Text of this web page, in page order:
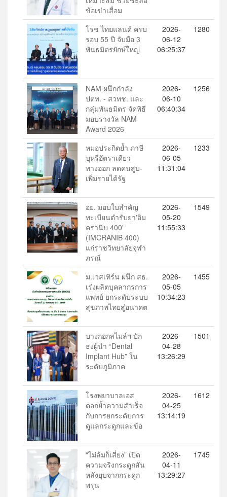
ข้อเข่าเสื่อม
โรช ไทยแลนด์ ครบ
รอบ 55 ปี จับมือ 3
พันธมิตรยักษ์ใหญ่
2026-
06-12
06:25:37
1280
NAM ผนึกกำลัง
ปตท. - สวทช. และ
กลุ่มพันธมิตร จัดพิธี
มอบรางวัล NAM
Award 2026
2026-
06-10
06:40:34
1256
หมอประกิตย้ำ ภาษี
บุหรี่อัตราเดียว
ทางออก ลดคนสูบ-
เพิ่มรายได้รัฐ
2026-
06-05
11:31:04
1233
อย. มอบใบสำคัญ
ทะเบียนตำรับยา'อิม
ครานิบ 400'
(IMCRANIB 400)
แก่ราชวิทยาลัยจุฬา
ภรณ์
2026-
05-20
11:55:33
1549
ม.เวสเทิร์น ผนึก สธ.
เร่งผลิตบุคลากรการ
แพทย์ ยกระดับระบบ
สุขภาพไทยสู่อนาคต
2026-
05-05
10:34:23
1455
บางกอกสไมล์ฯ ปัก
ธงผู้นำ “Dental
Implant Hub” ใน
ระดับภูมิภาค
2026-
04-28
13:26:29
1501
โรงพยาบาลเอส
ตอกย้ำความสำเร็จ
กับการยกระดับการ
ดูแลกระดูกและข้อ
2026-
04-25
13:14:19
1612
“ไม่ล้มก็เสี่ยง” เปิด
ความจริงกระดูกสัน
หลังยุบจากกระดูก
พรุน
2026-
04-11
13:29:27
1745